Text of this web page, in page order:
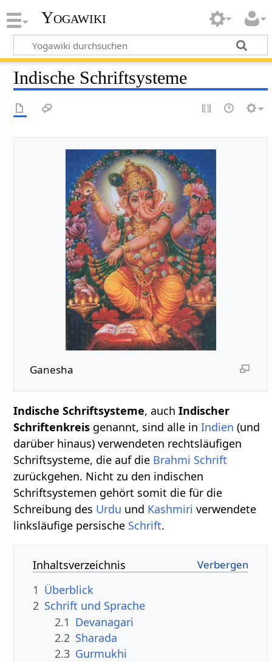
Yogawiki
Indische Schriftsysteme
Ganesha
Indische Schriftsysteme, auchIndischer
Schriftenkreis genannt, sind alle inIndien (und
darüber hinaus) verwendeten rechtsläufigen
Schriftsysteme, die auf die Brahmi Schrift
zurückgehen. Nicht zu den indischen
Schriftsystemen gehört somit die für die
Schreibung des Urdu und Kashmiri verwendete
linksläufige persische Schrift.
Inhaltsverzeichnis
1 Überblick
2 Schrift und Sprache
2.1 Devanagari
2.2 Sharada
2.3 Gurmukhi